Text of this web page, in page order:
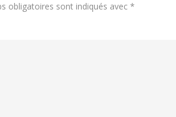
obligatoires sont indiqués avec *